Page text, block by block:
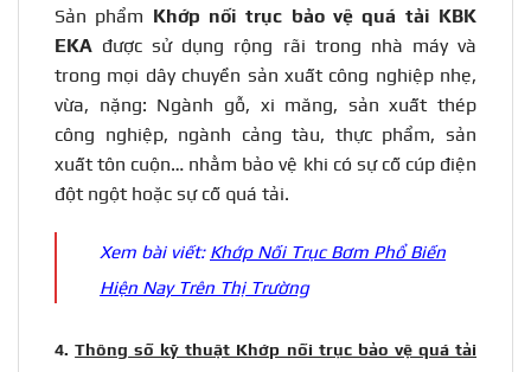
Sản phẩm Khớp nối trục bảo vệ quá tải KBK
EKA được sử dụng rộng rãi trong nhà máy và
trong mọi dây chuyền sản xuất công nghiệp nhẹ,
vừa, nặng: Ngành gỗ, xi măng, sản xuất thép
công nghiệp, ngành cảng tàu, thực phẩm, sản
xuất tôn cuộn… nhằm bảo vệ khi có sự cố cúp điện
đột ngột hoặc sự cố quá tải.
Xem bài viết: Khớp Nối Trục Bơm Phổ Biến
Hiện Nay Trên Thị Trường
4.Thông số kỹ thuật Khớp nối trục bảo vệ quá tải